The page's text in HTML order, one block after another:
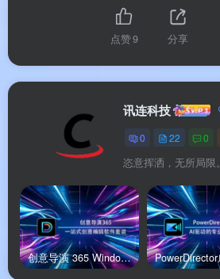
HDR10/HLG 汇入转 SDR。
Kling 3 / Wan 2.7 / PixVerse
动作模仿、AI 动画生成、AI 物
踪。
🎨色彩 & 音频修复：AI 画质
（无绿幕）、视频稳定器、AI
强、智能匹配背景音乐。
📹创意设计工具 ：视讯拼贴
师、动态图形文字、炫粒设计
点赞9 分享
讯连科技
0 22 0
恣意挥洒，无所局限
创意导演 365 Windows官方版